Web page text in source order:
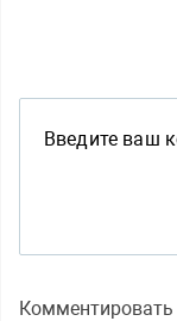
Комментировать